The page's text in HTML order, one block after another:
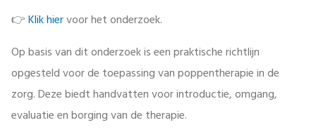
👉Klik hiervoor het onderzoek.
Op basis van dit onderzoek is een praktische richtlijn
opgesteld voor de toepassing van poppentherapie in de
zorg. Deze biedt handvatten voor introductie, omgang,
evaluatie en borging van de therapie.